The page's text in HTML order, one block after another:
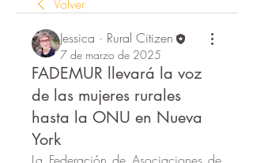
Volver
Jessica · Rural Citizen
7 de marzo de 2025
FADEMUR llevará la voz
de las mujeres rurales
hasta la ONU en Nueva
York